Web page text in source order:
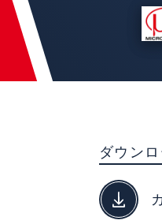
ダウン